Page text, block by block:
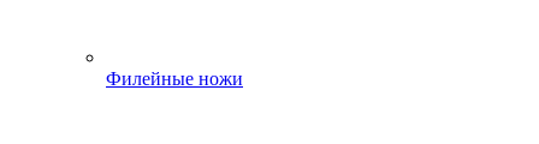
Филейные ножи